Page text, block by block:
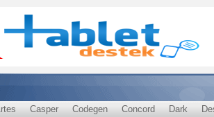
Casper Codegen Concord Dark